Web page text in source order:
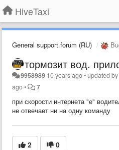
HiveTaxi
General support forum (RU)
тормозит вод.
9958989 10 years ago•updated
ago• 7
при скорости интернета "е"
не отвечает ни на одну команду
2 0